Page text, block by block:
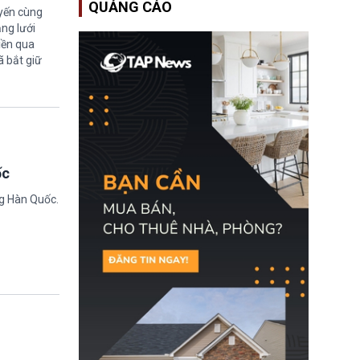
cùng
lưới
qua
bắt giữ
Quốc.
Anh vừa mở cổng ứng
tuyển dành riêng ứng
viên Việt Nam, hỗ trợ
toàn bộ chi phí học tập
cùng nhiều quyền lợi
trong suốt một năm
QUẢNG CÁO